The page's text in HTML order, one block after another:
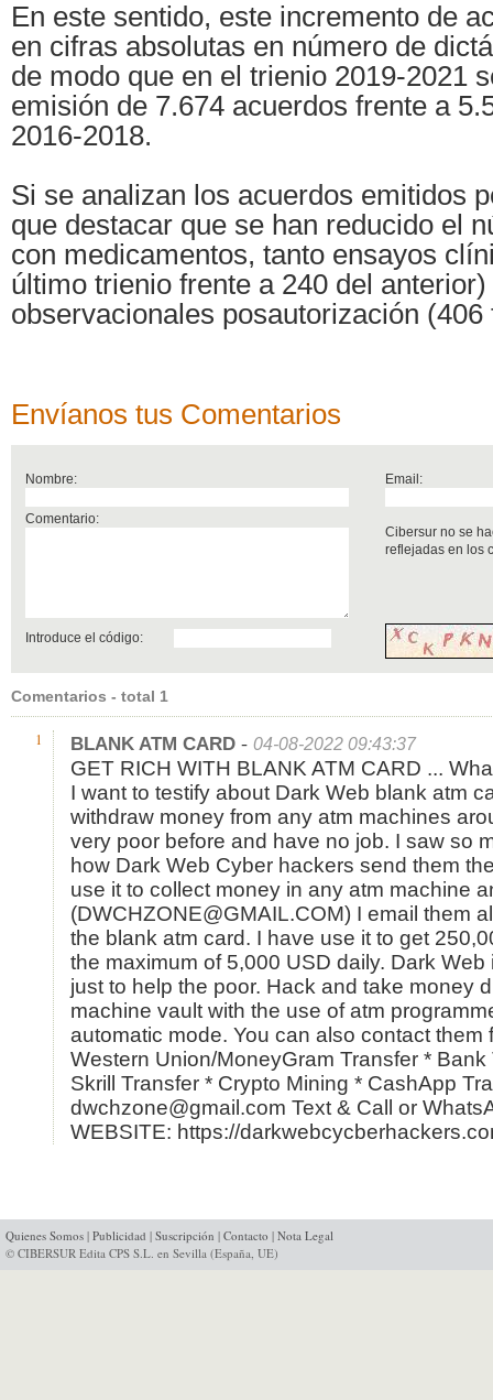
En este sentido, este incremento de
en cifras absolutas en número de
de modo que en el trienio 2019-2021
emisión de 7.674 acuerdos frente a
2016-2018.
Si se analizan los acuerdos emitidos
que destacar que se han reducido el
con medicamentos, tanto ensayos
último trienio frente a 240 del
observacionales posautorización (406
Envíanos tus Comentarios
Nombre: Email:
Comentario:
Cibersur no se
reflejadas en los
Introduce el código:
Comentarios - total 1
1 BLANK ATM CARD- 04-08-2022 09:43:37
GET RICH WITH BLANK ATM CARD ...
I want to testify about Dark Web blank atm
withdraw money from any atm machines
very poor before and have no job. I saw so
how Dark Web Cyber hackers send them
use it to collect money in any atm machine
(DWCHZONE@GMAIL.COM) I email them
the blank atm card. I have use it to get
the maximum of 5,000 USD daily. Dark
just to help the poor. Hack and take money
machine vault with the use of atm
automatic mode. You can also contact them
Western Union/MoneyGram Transfer * Bank
Skrill Transfer * Crypto Mining * CashApp
dwchzone@gmail.com Text & Call or
WEBSITE: https://
Quienes Somos | Publicidad | Suscripción | Contacto | Nota Legal
© CIBERSUR Edita CPS S.L. en Sevilla (España, UE)